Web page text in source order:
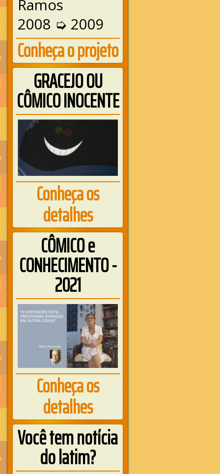
Ramos
2008 ➭ 2009
Conheça o projeto
GRACEJO OU
CÔMICO INOCENTE
Conheça os
detalhes
CÔMICO e
CONHECIMENTO -
2021
Conheça os
detalhes
Você tem notícia
do latim?